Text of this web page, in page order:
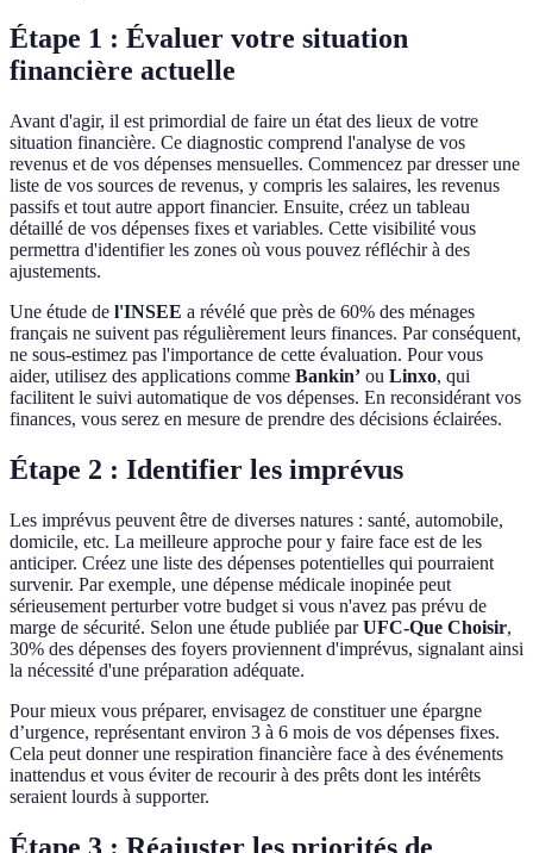
Étape 1 : Évaluer votre situation
financière actuelle
Avant d'agir, il est primordial de faire un état des lieux de votre
situation financière. Ce diagnostic comprend l'analyse de vos
revenus et de vos dépenses mensuelles. Commencez par dresser une
liste de vos sources de revenus, y compris les salaires, les revenus
passifs et tout autre apport financier. Ensuite, créez un tableau
détaillé de vos dépenses fixes et variables. Cette visibilité vous
permettra d'identifier les zones où vous pouvez réfléchir à des
ajustements.
Une étude de l'INSEE a révélé que près de 60% des ménages
français ne suivent pas régulièrement leurs finances. Par conséquent,
ne sous-estimez pas l'importance de cette évaluation. Pour vous
aider, utilisez des applications comme Bankin’ ou Linxo, qui
facilitent le suivi automatique de vos dépenses. En reconsidérant vos
finances, vous serez en mesure de prendre des décisions éclairées.
Étape 2 : Identifier les imprévus
Les imprévus peuvent être de diverses natures : santé, automobile,
domicile, etc. La meilleure approche pour y faire face est de les
anticiper. Créez une liste des dépenses potentielles qui pourraient
survenir. Par exemple, une dépense médicale inopinée peut
sérieusement perturber votre budget si vous n'avez pas prévu de
marge de sécurité. Selon une étude publiée parUFC-Que Choisir,
30% des dépenses des foyers proviennent d'imprévus, signalant ainsi
la nécessité d'une préparation adéquate.
Pour mieux vous préparer, envisagez de constituer une épargne
d’urgence, représentant environ 3 à 6 mois de vos dépenses fixes.
Cela peut donner une respiration financière face à des événements
inattendus et vous éviter de recourir à des prêts dont les intérêts
seraient lourds à supporter.